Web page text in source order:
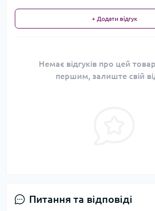
+ Додати відгук
Немає відгуків про цей
першим, залиште свій
Питання та відповіді